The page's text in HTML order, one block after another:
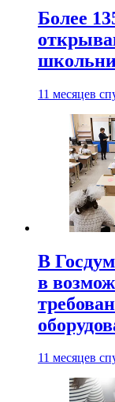
Более
11 месяцев
В
в
11 месяцев